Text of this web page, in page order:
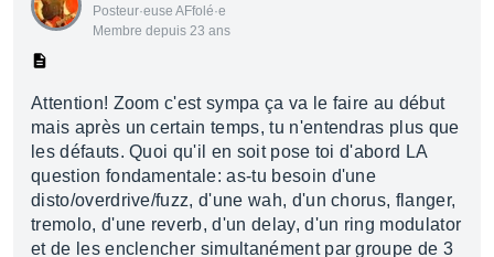
Posteur·euse AFfolé·e
Membre depuis 23 ans
Attention! Zoom c'est sympa ça va le faire au début
mais après un certain temps, tu n'entendras plus que
les défauts. Quoi qu'il en soit pose toi d'abord LA
question fondamentale: as-tu besoin d'une
disto/overdrive/fuzz, d'une wah, d'un chorus, flanger,
tremolo, d'une reverb, d'un delay, d'un ring modulator
et de les enclencher simultanément par groupe de 3